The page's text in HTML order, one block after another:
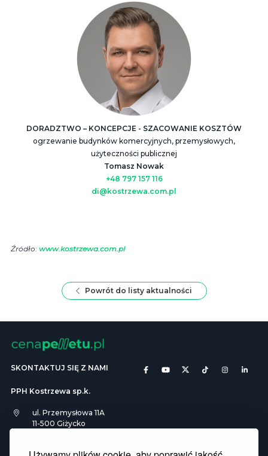
DORADZTWO – KONCEPCJE - SZACOWANIE KOSZTÓW
ogrzewanie budynków komercyjnych, przemysłowych,
użyteczności publicznej
Tomasz Nowak
+48 797 157 116
di@kostrzewa.com.pl
Źródło: www.kostrzewa.com.pl
Powrót do listy aktualności
SKONTAKTUJ SIĘ Z NAMI
PPH Kostrzewa sp.k.
ul. Przemysłowa 11A
11-500 Giżycko